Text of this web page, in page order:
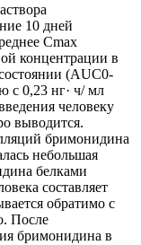
10 дней
Cmax
концентрации в
(AUC0-
с 0,23 нг· ч/ мл
человеку
выводится.
бримонидина
небольшая
белками
составляет
обратимо с
После
бримонидина в